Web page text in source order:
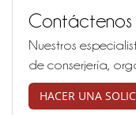
Contáctenos
Nuestros
de conserjería,
HACER UNA